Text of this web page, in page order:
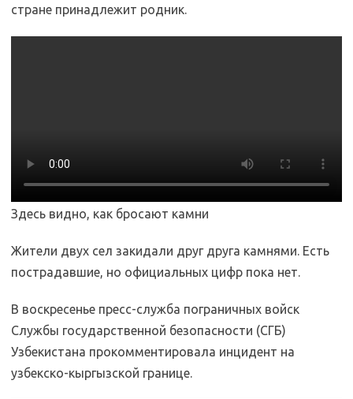
стране принадлежит родник.
Здесь видно, как бросают камни
Жители двух сел закидали друг друга камнями. Есть
пострадавшие, но официальных цифр пока нет.
В воскресенье пресс-служба пограничных войск
Службы государственной безопасности (СГБ)
Узбекистана прокомментировала инцидент на
узбекско-кыргызской границе.